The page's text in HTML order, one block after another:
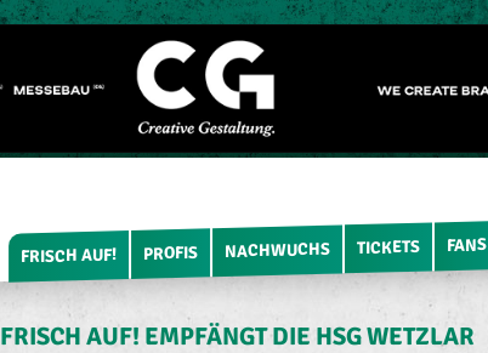
FRISCH AUF! PROFIS NACHWUCHS TICKETS FANS
FRISCH AUF! EMPFÄNGT DIE HSG WETZLAR